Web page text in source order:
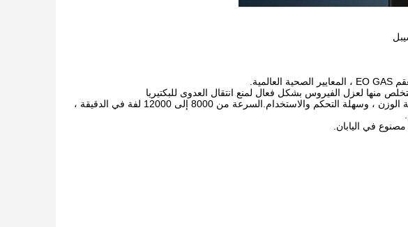
7.High جودة آلة الوشم ، تصميم ديناميات جسم الإنسان العملية ، وخفيفة الوزن ، وسهلة التحكم والاستخدام.السرعة من 8000 إلى 12000 لفة في الدقيقة ،